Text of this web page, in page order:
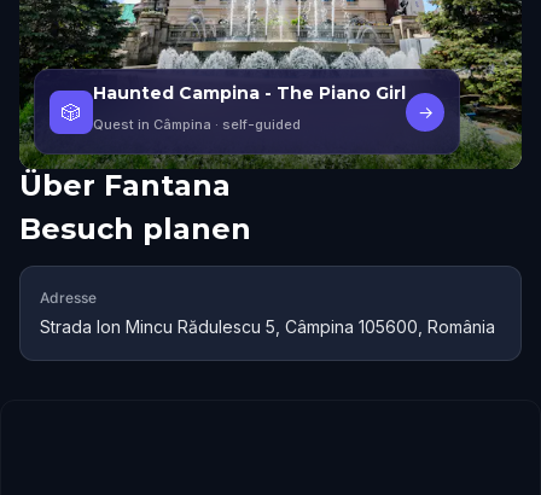
🎲
Haunted Campina - The Piano Girl
Quest in Câmpina · self-guided
→
Über Fantana
Besuch planen
Adresse
Strada Ion Mincu Rădulescu 5, Câmpina 105600, România